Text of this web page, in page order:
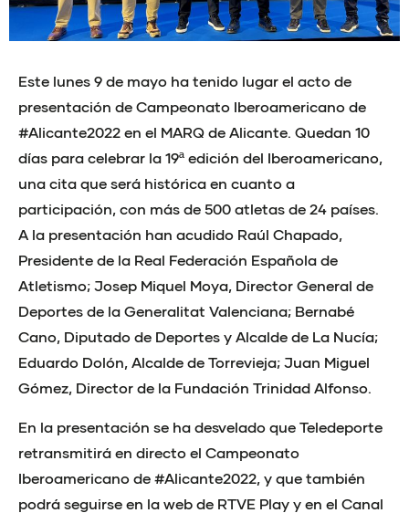
Este lunes 9 de mayo ha tenido lugar el acto de
presentación de Campeonato Iberoamericano de
#Alicante2022 en el MARQ de Alicante. Quedan 10
días para celebrar la 19ª edición del Iberoamericano,
una cita que será histórica en cuanto a
participación, con más de 500 atletas de 24 países.
A la presentación han acudido Raúl Chapado,
Presidente de la Real Federación Española de
Atletismo; Josep Miquel Moya, Director General de
Deportes de la Generalitat Valenciana; Bernabé
Cano, Diputado de Deportes y Alcalde de La Nucía;
Eduardo Dolón, Alcalde de Torrevieja; Juan Miguel
Gómez, Director de la Fundación Trinidad Alfonso.
En la presentación se ha desvelado que Teledeporte
retransmitirá en directo el Campeonato
Iberoamericano de #Alicante2022, y que también
podrá seguirse en la web de RTVE Play y en el Canal